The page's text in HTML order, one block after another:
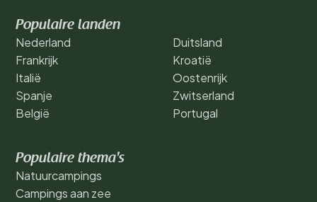
Populaire landen
Nederland
Frankrijk
Italië
Spanje
België
Duitsland
Kroatië
Oostenrijk
Zwitserland
Portugal
Populaire thema's
Natuurcampings
Campings aan zee